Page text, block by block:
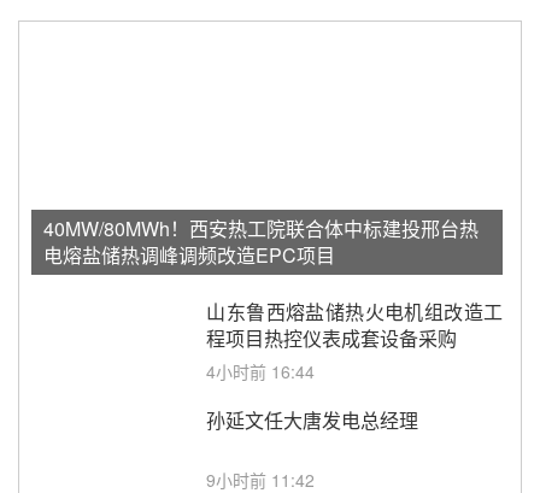
40MW/80MWh！西安热工院联合体中标建投邢台热
电熔盐储热调峰调频改造EPC项目
山东鲁西熔盐储热火电机组改造工
程项目热控仪表成套设备采购
4小时前 16:44
孙延文任大唐发电总经理
9小时前 11:42